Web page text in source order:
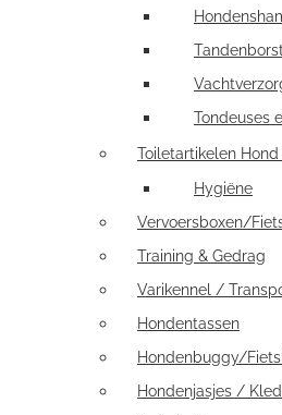
Tondeuses
Toiletartikelen Hond
Hygiëne
Vervoersboxen/
Training & Gedrag
Varikennel /
Hondentassen
Hondenbuggy/
Hondenjasjes /